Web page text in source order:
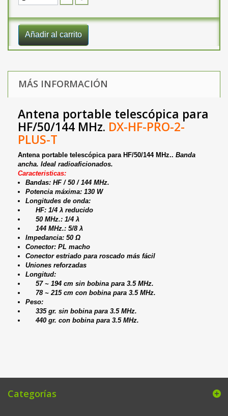
Añadir al carrito
MÁS INFORMACIÓN
Antena portable telescópica para
HF/50/144 MHz. DX-HF-PRO-2-
PLUS-T
Antena portable telescópica para HF/50/144 MHz.. Banda
ancha. Ideal radioaficionados.
Caracteristicas:
Bandas: HF / 50 / 144 MHz.
Potencia máxima: 130 W
Longitudes de onda:
HF: 1/4 λ reducido
50 MHz.: 1/4 λ
144 MHz.: 5/8 λ
Impedancia: 50 Ω
Conector: PL macho
Conector estriado para roscado más fácil
Uniones reforzadas
Longitud:
57 ~ 194 cm sin bobina para 3.5 MHz.
78 ~ 215 cm con bobina para 3.5 MHz.
Peso:
335 gr. sin bobina para 3.5 MHz.
440 gr. con bobina para 3.5 MHz.
Categorías